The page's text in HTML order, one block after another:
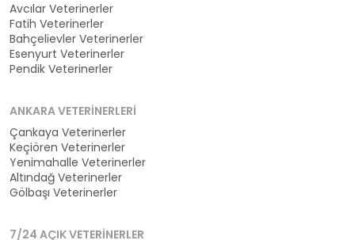
Avcılar Veterinerler
Fatih Veterinerler
Bahçelievler Veterinerler
Esenyurt Veterinerler
Pendik Veterinerler
ANKARA VETERINERLERI
Çankaya Veterinerler
Keçiören Veterinerler
Yenimahalle Veterinerler
Altındağ Veterinerler
Gölbaşı Veterinerler
7/24 AÇIK VETERINERLER